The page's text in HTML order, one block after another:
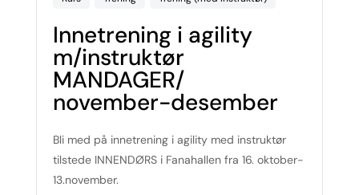
Innetrening i agility
m/instruktør
MANDAGER/
november-desember
Bli med på innetrening i agility med instruktør
tilstede INNENDØRS i Fanahallen fra 16. oktober-
13.november.